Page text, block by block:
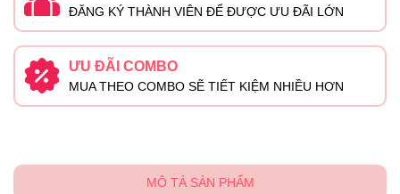
ĐĂNG KÝ THÀNH VIÊN ĐỂ ĐƯỢC ƯU ĐÃI LỚN
ƯU ĐÃI COMBO
MUA THEO COMBO SẼ TIẾT KIỆM NHIỀU HƠN
MÔ TẢ SẢN PHẨM